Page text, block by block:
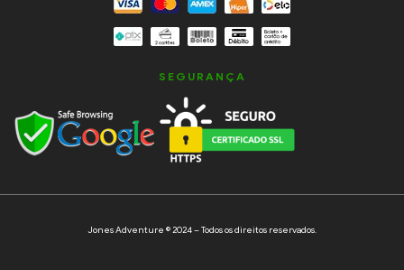
SEGURANÇA
Jones Adventure © 2024 – Todos os direitos reservados.